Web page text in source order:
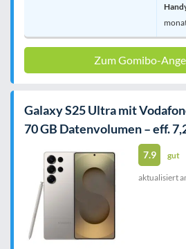
Zum Gomibo-
Galaxy S25 Ultra mit
70 GB Datenvolumen – eff.
7.9 gut
aktualisiert